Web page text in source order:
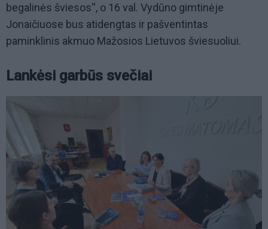
begalinės šviesos“, o 16 val. Vydūno gimtinėje
Jonaičiuose bus atidengtas ir pašventintas
paminklinis akmuo Mažosios Lietuvos šviesuoliui.
Lankėsi garbūs svečiai